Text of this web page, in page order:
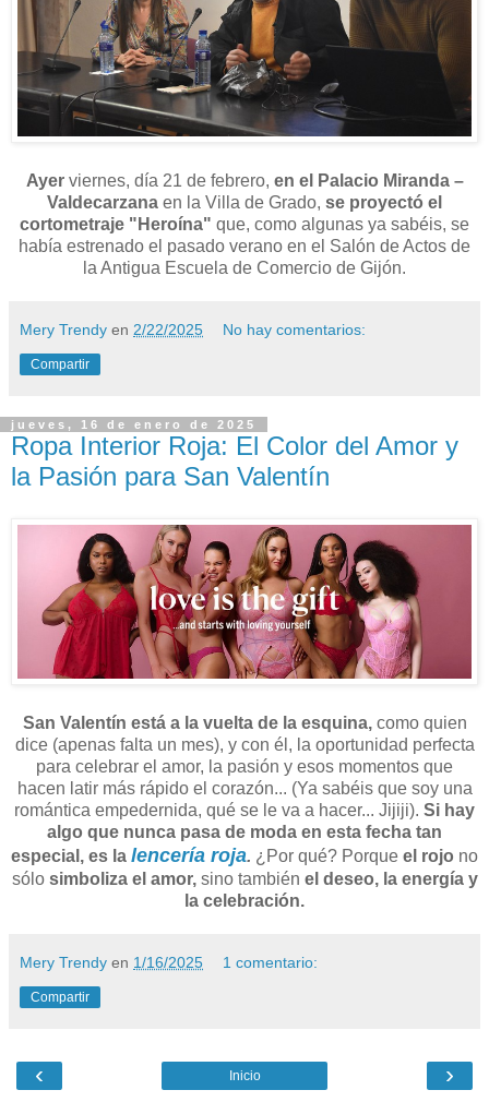
Ayer viernes, día 21 de febrero, en el
Palacio Miranda –
Valdecarzana en la Villa de Grado, se proyectó el
cortometraje "Heroína" que, como algunas ya sabéis, se
había estrenado el pasado verano en el Salón de Actos de
la Antigua Escuela de Comercio de Gijón.
Mery Trendy en 2/22/2025 No hay comentarios:
Compartir
jueves, 16 de enero de 2025
Ropa Interior Roja: El Color del Amor y
la Pasión para San Valentín
San Valentín está a la vuelta de la esquina, como quien
dice (apenas falta un mes), y con él, la oportunidad perfecta
para celebrar el amor, la pasión y esos momentos que
hacen latir más rápido el corazón... (Ya sabéis que soy una
romántica empedernida, qué se le va a hacer... Jijiji). Si hay
algo que nunca pasa de moda en esta fecha tan
especial, es la lencería roja. ¿Por qué? Porque el rojo no
sólo simboliza el amor,sino también el deseo, la energía y
la celebración.
Mery Trendy en 1/16/2025 1 comentario:
Compartir
‹ ›
Inicio